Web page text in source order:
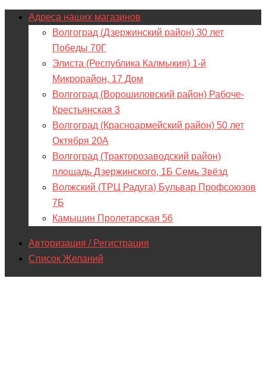
Адреса наших магазинов
Волгоград (Дзержинский район) 30 лет
Победы 70Г
Элиста (Республика Калмыкия) 1-й
Микрорайон, 17 Дом
Волгоград (Ворошиловский район) Рабоче-
Крестьянская 3
Волгоград (Красноармейский район) 50 лет
Октября 20А
Волгоград (Тракторозаводский район)
площадь Дзержинского, 1Б Семь Звёзд
Волжский (ТРЦ Радуга) Бульвар Профсоюзов
7Б
Камышин Пролетарская 56
Авторизация / Регистрация
Список Желаний